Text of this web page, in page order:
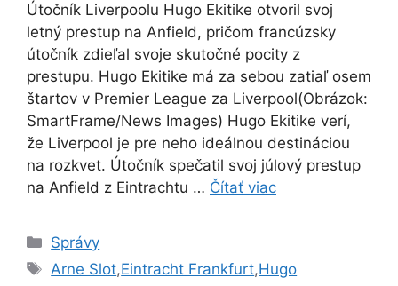
Útočník Liverpoolu Hugo Ekitike otvoril svoj
letný prestup na Anfield, pričom francúzsky
útočník zdieľal svoje skutočné pocity z
prestupu. Hugo Ekitike má za sebou zatiaľ osem
štartov v Premier League za Liverpool(Obrázok:
SmartFrame/News Images) Hugo Ekitike verí,
že Liverpool je pre neho ideálnou destináciou
na rozkvet. Útočník spečatil svoj júlový prestup
na Anfield z Eintrachtu … Čítať viac
Kategórie
Správy
Značky
Arne Slot,Eintracht Frankfurt,Hugo